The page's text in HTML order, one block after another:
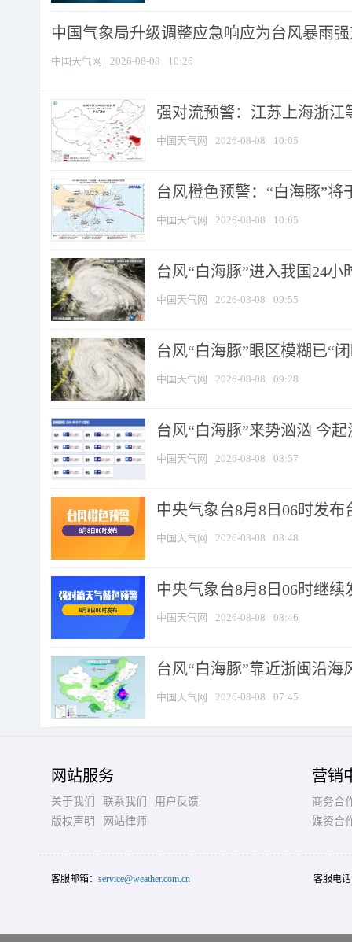
中国气象局升级调整应急响应为台风暴雨
中国天气网 2026-08-08 10:26
强对流预警：江苏上海浙江
中国天气网 2026-08-08 10:05
台风橙色预警：“白海豚”将
中国天气网 2026-08-08 10:05
台风“白海豚”进入我国24
中国天气网 2026-08-08 09:55
台风“白海豚”眼区模糊已“
中国天气网 2026-08-08 09:28
台风“白海豚”来势汹汹 今
中国天气网 2026-08-08 08:57
中央气象台8月8日06时发布
中国天气网 2026-08-08 08:48
中央气象台8月8日06时继
中国天气网 2026-08-08 08:46
台风“白海豚”靠近浙闽沿
中国天气网 2026-08-08 07:45
网站服务
关于我们 联系我们
用户反馈
版权声明
网站律师
营销
商务合
媒资合
客服邮箱： service@weather.com.cn 客服电